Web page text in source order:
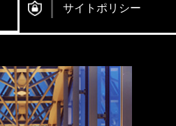
サイトポリシー